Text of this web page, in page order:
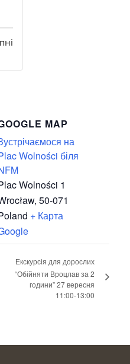
MAP
на
Wolności біля
Wolności 1
, 50-071
+ Карта
Екскурсія для дорослих
“Обійняти Вроцлав за 2
години” 27 вересня
11:00-13:00